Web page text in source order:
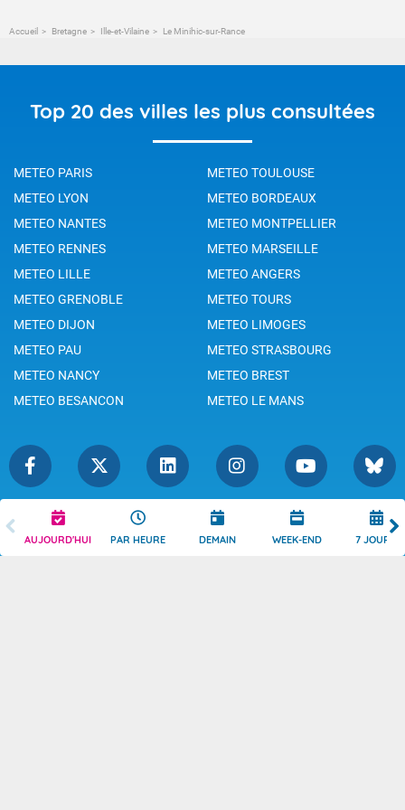
AUJOURD'HUI PAR HEURE DEMAIN WEEK-END 7 JOURS
Accueil Bretagne Ille-et-Vilaine Le Minihic-sur-Rance
Top 20 des villes les plus consultées
METEO PARIS
METEO TOULOUSE
METEO LYON
METEO BORDEAUX
METEO NANTES
METEO MONTPELLIER
METEO RENNES
METEO MARSEILLE
METEO LILLE
METEO ANGERS
METEO GRENOBLE
METEO TOURS
METEO DIJON
METEO LIMOGES
METEO PAU
METEO STRASBOURG
METEO NANCY
METEO BREST
METEO BESANCON
METEO LE MANS